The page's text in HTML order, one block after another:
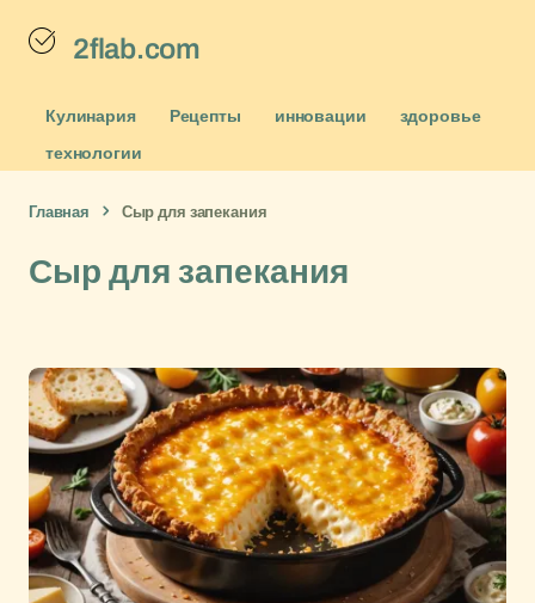
2flab.com
Кулинария Рецепты инновации
здоровье
технологии
Главная Сыр для запекания
Сыр для запекания